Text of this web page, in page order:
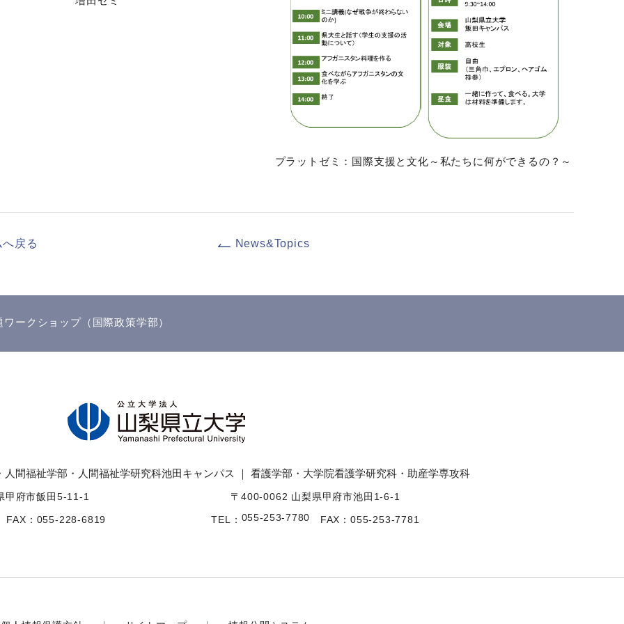
プラットゼミ：国際支援と文化～私たちに何ができるの？～
News&Topics
戻る
ークショップ（国際政策学部）
間福祉学部・ 人間福祉学研究科
甲府市飯田5-11-1
：055-228-6819
池田キャンパス ｜ 看護学部・大学院看護学研究科・ 助産学専攻科
〒400-0062 山梨県甲府市池田1-6-1
TEL： 055-253-7780 FAX：055-253-7781